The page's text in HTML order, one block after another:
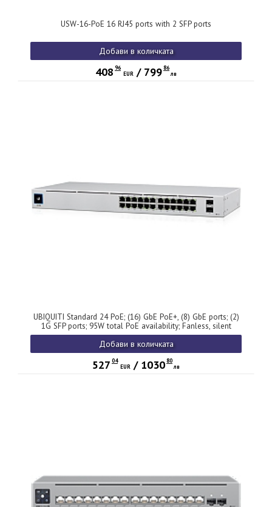
USW-16-PoE 16 RJ45 ports with 2 SFP ports
Добави в количката
408 96
EUR / 79986
лв
UBIQUITI Standard 24 PoE; (16) GbE PoE+, (8) GbE ports; (2)
1G SFP ports; 95W total PoE availability; Fanless, silent
cooling.
Добави в количката
527 04
EUR / 103080
лв